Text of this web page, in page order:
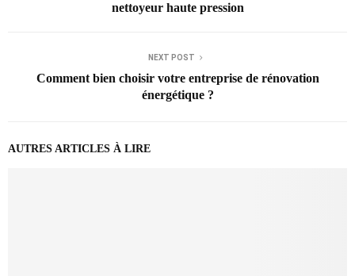
nettoyeur haute pression
NEXT POST
Comment bien choisir votre entreprise de rénovation
énergétique ?
AUTRES ARTICLES À LIRE